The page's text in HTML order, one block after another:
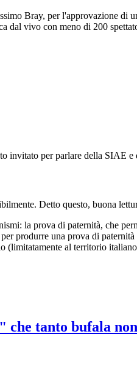
Bray, per l'approvazione di
vivo con meno di 200
invitato per parlare della SIAE
Detto questo, buona
la prova di paternità, che
produrre una prova di
al territorio
tanto bufala